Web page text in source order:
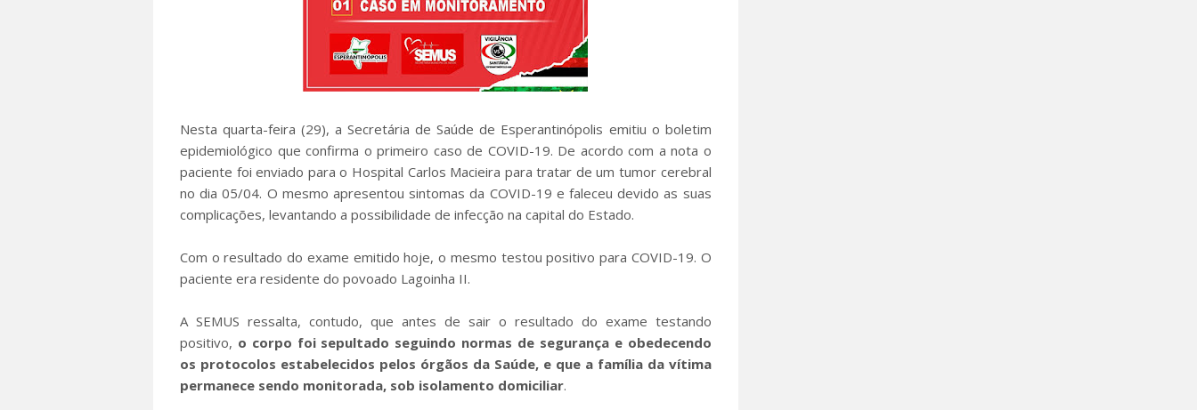
Nesta quarta-feira (29), a Secretária de Saúde de Esperantinópolis emitiu o boletim
epidemiológico que confirma o primeiro caso de COVID-19. De acordo com a nota o
paciente foi enviado para o Hospital Carlos Macieira para tratar de um tumor cerebral
no dia 05/04. O mesmo apresentou sintomas da COVID-19 e faleceu devido as suas
complicações, levantando a possibilidade de infecção na capital do Estado.
Com o resultado do exame emitido hoje, o mesmo testou positivo para COVID-19. O
paciente era residente do povoado Lagoinha II.
A SEMUS ressalta, contudo, que antes de sair o resultado do exame testando
positivo, o corpo foi sepultado seguindo normas de segurança e obedecendo
os protocolos estabelecidos pelos órgãos da Saúde, e que a família da vítima
permanece sendo monitorada, sob isolamento domiciliar.